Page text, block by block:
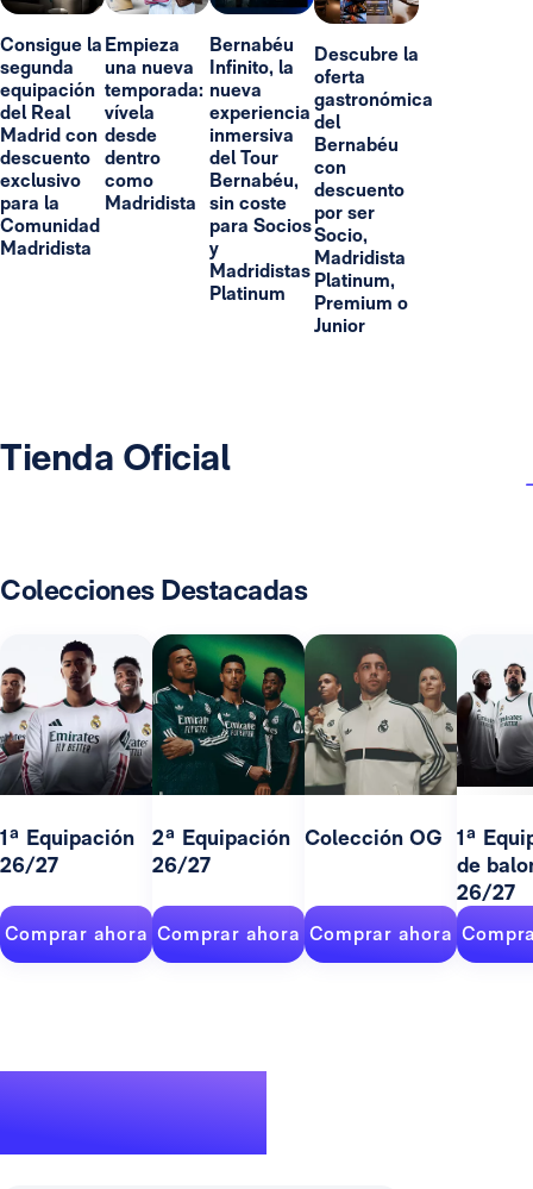
Consigue la
segunda
equipación
del Real
Madrid con
descuento
exclusivo
para la
Comunidad
Madridista
Empieza
una nueva
temporada:
vívela
desde
dentro
como
Madridista
Bernabéu
Infinito, la
nueva
experiencia
inmersiva
del Tour
Bernabéu,
sin coste
para Socios
y
Madridistas
Platinum
Descubre la
oferta
gastronómica
del
Bernabéu
con
descuento
por ser
Socio,
Madridista
Platinum,
Premium o
Junior
Tienda Oficial
Colecciones Destacadas
1ª Equipación
26/27
Comprar ahora
2ª Equipación
26/27
Comprar ahora
Colección OG
Comprar ahora
1ª
de
26/27